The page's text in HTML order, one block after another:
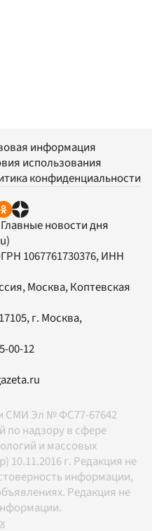
информация
использования
конфиденциальности
новости дня
1067761730376, ИНН
Москва, Коптевская
, г. Москва,
00-12
СМИ Эл № ФС77-67642
по надзору в сфере
и массовых
г. Редакция не
информации,
Редакция не